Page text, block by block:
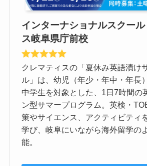
インターナショナルスクール
ス岐阜県庁前校
クレマティスの「夏休み英語漬け
ル」は、幼児（年少・年中・年長
中学生を対象とした、1日7時間の
ン型サマープログラム。英検・
策やサイエンス、アクティビティ
学び、岐阜にいながら海外留学の
能。